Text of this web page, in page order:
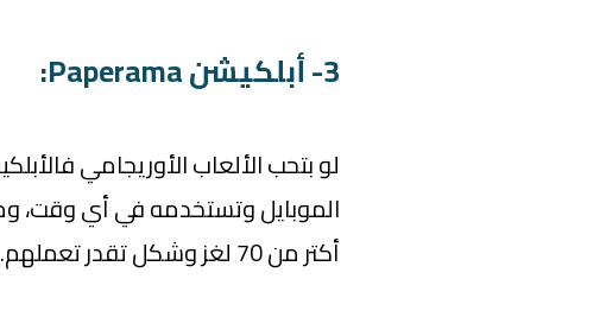
3- أبلكيشن Paperama:
لو بتحب الألعاب الأوريجامي
الموبايل وتستخدمه في أي وقت،
أكتر من 70 لغز وشكل تقدر تعملهم.